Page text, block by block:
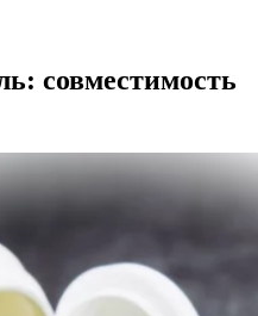
совместимость